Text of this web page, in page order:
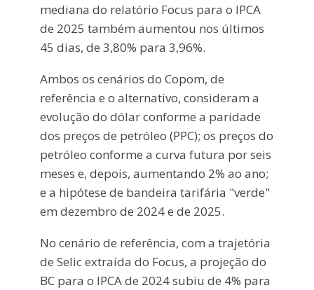
mediana do relatório Focus para o IPCA
de 2025 também aumentou nos últimos
45 dias, de 3,80% para 3,96%.
Ambos os cenários do Copom, de
referência e o alternativo, consideram a
evolução do dólar conforme a paridade
dos preços de petróleo (PPC); os preços do
petróleo conforme a curva futura por seis
meses e, depois, aumentando 2% ao ano;
e a hipótese de bandeira tarifária "verde"
em dezembro de 2024 e de 2025.
No cenário de referência, com a trajetória
de Selic extraída do Focus, a projeção do
BC para o IPCA de 2024 subiu de 4% para